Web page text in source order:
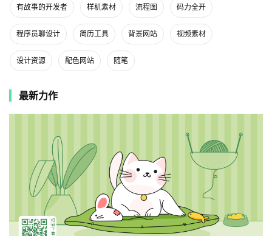
有故事的开发者 样机素材 流程图 码力全开
程序员聊设计 简历工具 背景网站 视频素材
设计资源 配色网站 随笔
最新力作